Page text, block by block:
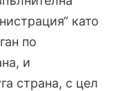
като
по
и
страна, с цел